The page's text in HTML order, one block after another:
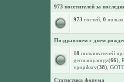
973 посетителей за
973 гостей, 0
Поздравляем с днем
18 пользователей
germaniyaorgz(66),
vpopiksrv(38),
Статистика форума